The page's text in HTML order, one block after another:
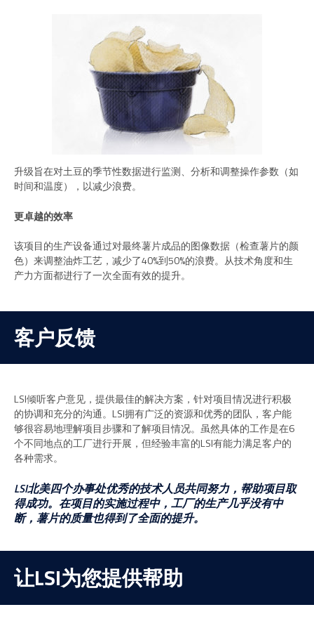
升级旨在对土豆的季节性数据进行监测、分析和调整操作参数（如
时间和温度），以减少浪费。
更卓越的效率
该项目的生产设备通过对最终薯片成品的图像数据（检查薯片的颜
色）来调整油炸工艺，减少了40%到50%的浪费。从技术角度和生
产力方面都进行了一次全面有效的提升。
客户反馈
LSI倾听客户意见，提供最佳的解决方案，针对项目情况进行积极
的协调和充分的沟通。LSI拥有广泛的资源和优秀的团队，客户能
够很容易地理解项目步骤和了解项目情况。虽然具体的工作是在6
个不同地点的工厂进行开展，但经验丰富的LSI有能力满足客户的
各种需求。
LSI北美四个办事处优秀的技术人员共同努力，帮助项目取
得成功。在项目的实施过程中，工厂的生产几乎没有中
断，薯片的质量也得到了全面的提升。
让LSI为您提供帮助